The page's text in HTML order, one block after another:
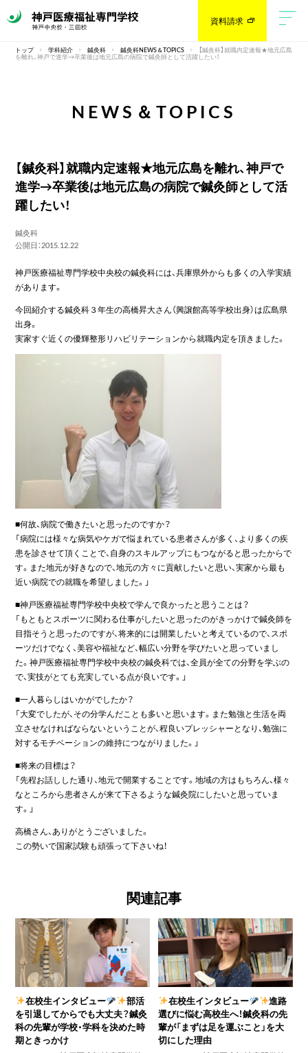
資料請求
トップ 学科紹介 鍼灸科 鍼灸科NEWS＆TOPICS 【鍼灸科】就職内定速報★地元広島
を離れ、神戸で進学→卒業後は地元広島の病院で鍼灸師として活躍したい！
NEWS＆TOPICS
【鍼灸科】就職内定速報★地元広島を離れ、神戸で
進学→卒業後は地元広島の病院で鍼灸師として活
躍したい！
鍼灸科
公開日：2015.12.22
神戸医療福祉専門学校中央校の鍼灸科には、兵庫県外からも多くの入学実績
があります。
今回紹介する鍼灸科３年生の高橋昇大さん（興譲館高等学校出身）は広島県
出身。
実家すぐ近くの優輝整形リハビリテーションから就職内定を頂きました。
■何故、病院で働きたいと思ったのですか？
「病院には様々な病気やケガで悩まれている患者さんが多く、より多くの疾
患を診させて頂くことで、自身のスキルアップにもつながると思ったからで
す。また地元が好きなので、地元の方々に貢献したいと思い、実家から最も
近い病院での就職を希望しました。」
■神戸医療福祉専門学校中央校で学んで良かったと思うことは？
「もともとスポーツに関わる仕事がしたいと思ったのがきっかけで鍼灸師を
目指そうと思ったのですが、将来的には開業したいと考えているので、スポ
ーツだけでなく、美容や福祉など、幅広い分野を学びたいと思っていまし
た。神戸医療福祉専門学校中央校の鍼灸科では、全員が全ての分野を学ぶの
で、実技がとても充実している点が良いです。」
■一人暮らしはいかがでしたか？
「大変でしたが、その分学んだことも多いと思います。また勉強と生活を両
立させなければならないということが、程良いプレッシャーとなり、勉強に
対するモチベーションの維持につながりました。」
■将来の目標は？
「先程お話しした通り、地元で開業することです。地域の方はもちろん、様々
なところから患者さんが来て下さるような鍼灸院にしたいと思っていま
す。」
高橋さん、ありがとうございました。
この勢いで国家試験も頑張って下さいね！
関連記事
在校生インタビュー
部活
を引退してからでも大丈夫？鍼灸
科の先輩が学校・学科を決めた時
期ときっかけ
在校生インタビュー
進路
選びに悩む高校生へ！鍼灸科の先
輩が「まずは足を運ぶこと」を大
切にした理由